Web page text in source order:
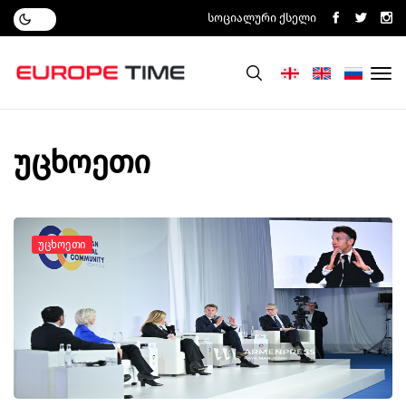
Სოციალური Ქსელი
უცხოეთი
Უცხოეთი